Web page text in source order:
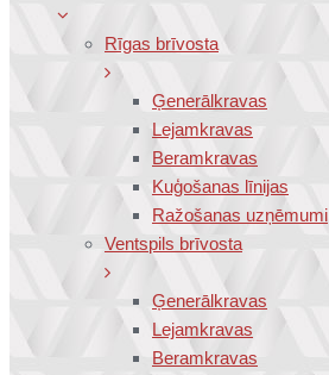
Rīgas brīvosta
Ģenerālkravas
Lejamkravas
Beramkravas
Kuģošanas līnijas
Ražošanas uzņēmumi
Ventspils brīvosta
Ģenerālkravas
Lejamkravas
Beramkravas